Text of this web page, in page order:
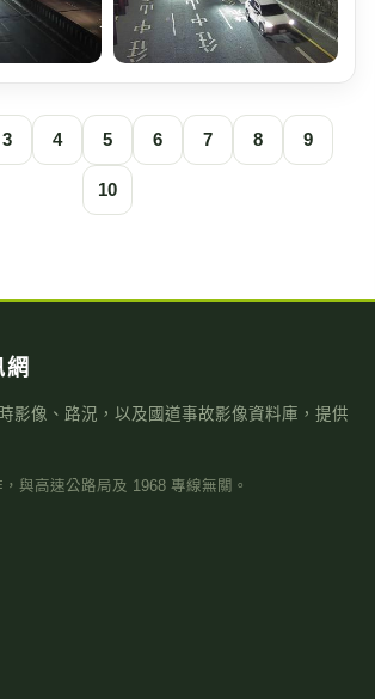
3 4 5 6 7 8 9
10
影像、路況，以及國道事故影像資料庫，提供
與高速公路局及 1968 專線無關。